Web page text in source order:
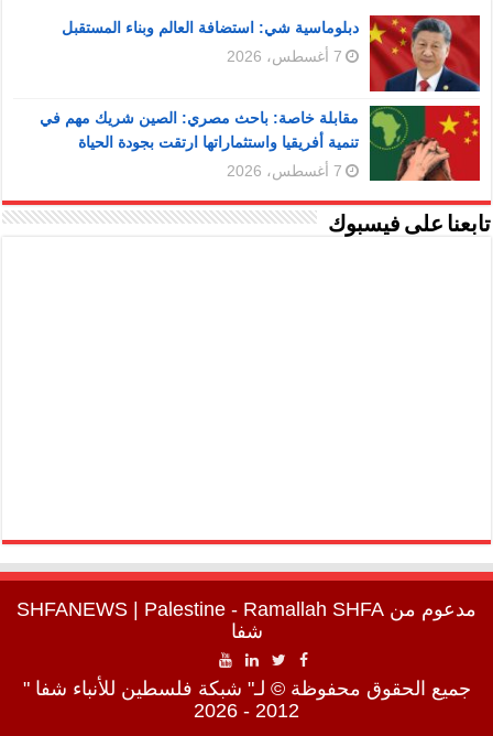
دبلوماسية شي: استضافة العالم وبناء المستقبل
7 أغسطس، 2026
مقابلة خاصة: باحث مصري: الصين شريك مهم في
تنمية أفريقيا واستثماراتها ارتقت بجودة الحياة
7 أغسطس، 2026
تابعنا على فيسبوك
مدعوم من SHFANEWS | Palestine - Ramallah SHFA
شفا
جميع الحقوق محفوظة © لـ" شبكة فلسطين للأنباء شفا "
2012 - 2026